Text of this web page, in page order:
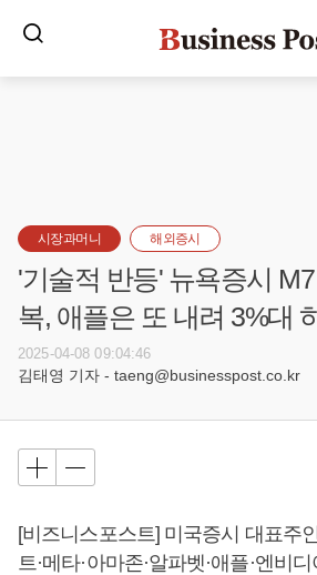
시장과머니 해외증시
'기술적 반등' 뉴욕증시
복, 애플은 또 내려 3%대
2025-04-08 09:04:46
김태영 기자 - taeng@businesspost.co.kr
[비즈니스포스트] 미국증시 대표주
트·메타·아마존·알파벳·애플·엔비